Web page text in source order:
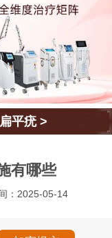
扁平疣>
有哪些
：2025-05-14